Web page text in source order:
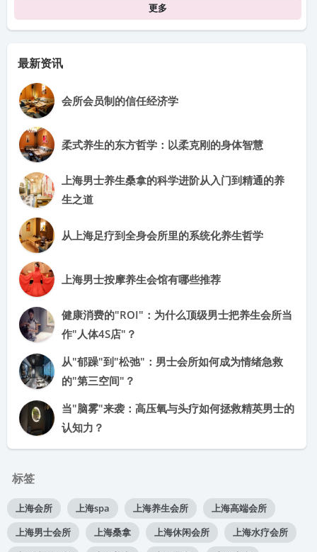
更多
最新资讯
会所会员制的信任经济学
柔式养生的东方哲学：以柔克刚的身体智慧
上海男士养生桑拿的科学进阶从入门到精通的养
生之道
从上海足疗到全身会所里的系统化养生哲学
上海男士按摩养生会馆有哪些推荐
健康消费的"ROI"：为什么顶级男士把养生会所当
作"人体4S店"？
从"郁躁"到"松弛"：男士会所如何成为情绪急救
的"第三空间"？
当"脑雾"来袭：高压氧与头疗如何拯救精英男士的
认知力？
标签
上海会所 上海spa 上海养生会所
上海高端会所
上海男士会所
上海桑拿 上海休闲会所
上海水疗会所